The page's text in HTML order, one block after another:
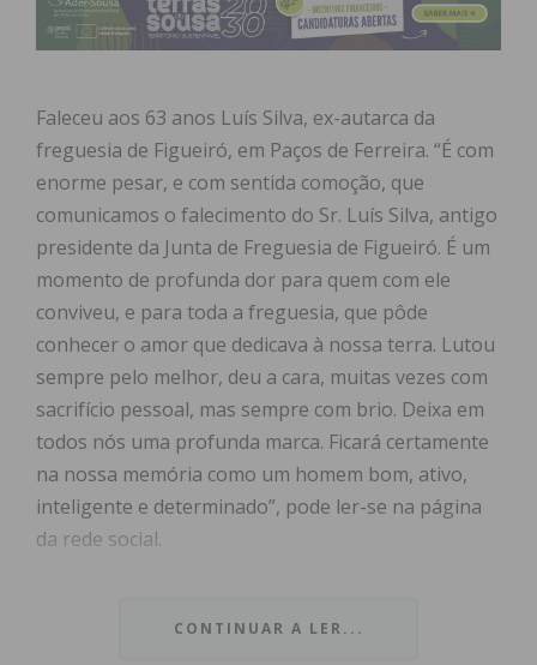
Faleceu aos 63 anos Luís Silva, ex-autarca da
freguesia de Figueiró, em Paços de Ferreira. “É com
enorme pesar, e com sentida comoção, que
comunicamos o falecimento do Sr. Luís Silva, antigo
presidente da Junta de Freguesia de Figueiró. É um
momento de profunda dor para quem com ele
conviveu, e para toda a freguesia, que pôde
conhecer o amor que dedicava à nossa terra. Lutou
sempre pelo melhor, deu a cara, muitas vezes com
sacrifício pessoal, mas sempre com brio. Deixa em
todos nós uma profunda marca. Ficará certamente
na nossa memória como um homem bom, ativo,
inteligente e determinado”, pode ler-se na página
da rede social.
CONTINUAR A LER...